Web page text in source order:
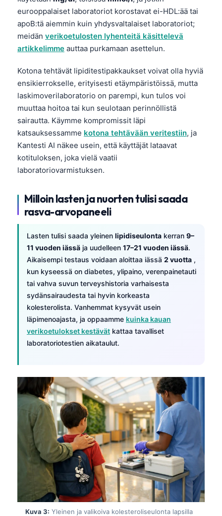
eurooppalaiset laboratoriot korostavat ei-HDL:ää tai
apoB:tä aiemmin kuin yhdysvaltalaiset laboratoriot;
meidän verikoetulosten lyhenteitä käsittelevä
artikkelimme auttaa purkamaan asettelun.
Kotona tehtävät lipiditestipakkaukset voivat olla hyviä
ensikierrokselle, erityisesti etäympäristöissä, mutta
laskimoverilaboratorio on parempi, kun tulos voi
muuttaa hoitoa tai kun seulotaan perinnöllistä
sairautta. Käymme kompromissit läpi
katsauksessamme kotona tehtävään veritestiin, ja
Kantesti AI näkee usein, että käyttäjät lataavat
kotituloksen, joka vielä vaatii
laboratoriovarmistuksen.
Milloin lasten ja nuorten tulisi saada
rasva-arvopaneeli
Lasten tulisi saada yleinen lipidiseulonta kerran 9–
11 vuoden iässä ja uudelleen 17–21 vuoden iässä.
Aikaisempi testaus voidaan aloittaa iässä 2 vuotta ,
kun kyseessä on diabetes, ylipaino, verenpainetauti
tai vahva suvun terveyshistoria varhaisesta
sydänsairaudesta tai hyvin korkeasta
kolesterolista. Vanhemmat kysyvät usein
läpimenoajasta, ja oppaamme kuinka kauan
verikoetulokset kestävät kattaa tavalliset
laboratoriotestien aikataulut.
Kuva 3: Yleinen ja valikoiva kolesteroliseulonta lapsilla